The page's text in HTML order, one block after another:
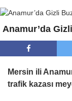
Anamur’da
Mersin ili
trafik kazası